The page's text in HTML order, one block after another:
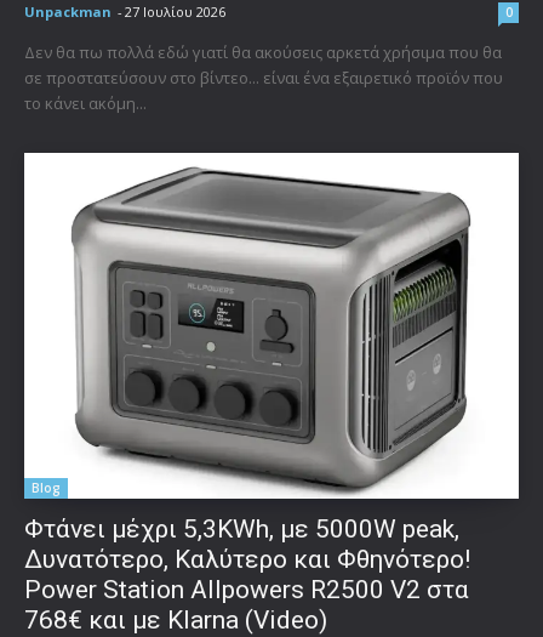
Unpackman - 27 Ιουλίου 2026 0
Δεν θα πω πολλά εδώ γιατί θα ακούσεις αρκετά χρήσιμα που θα
σε προστατεύσουν στο βίντεο... είναι ένα εξαιρετικό προϊόν που
το κάνει ακόμη...
Blog
Φτάνει μέχρι 5,3KWh, με 5000W peak,
Δυνατότερο, Καλύτερο και Φθηνότερο!
Power Station Allpowers R2500 V2 στα
768€ και με Klarna (Video)